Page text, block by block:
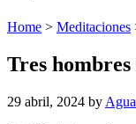
Home > Meditaciones
Tres
29 abril, 2024 by